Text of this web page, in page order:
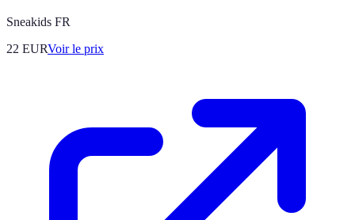
Sneakids FR
22 EURVoir le prix